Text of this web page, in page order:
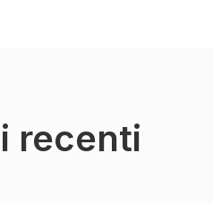
recenti